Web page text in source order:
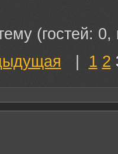
(гостей:
1 2